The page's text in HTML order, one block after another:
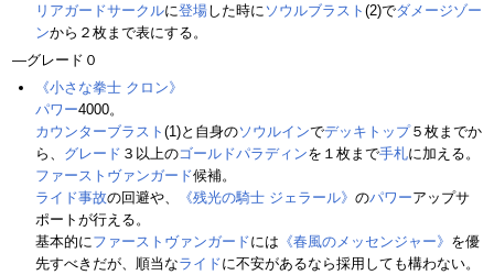
リアガードサークルに登場した時に ソウルブラスト (2)でダメージゾー
ンから２枚まで表にする。
―グレード０
《小さな拳士 クロン》
パワー4000。
カウンターブラスト (1)と自身のソウルインでデッキトップ５枚までか
ら、 グレード ３以上のゴールドパラディンを１枚まで手札に加える。
ファーストヴァンガード候補。
ライド事故の回避や、 《残光の騎士 ジェラール》 のパワーアップサ
ポートが行える。
基本的にファーストヴァンガードには 《春風のメッセンジャー》 を優
先すべきだが、順当なライドに不安があるなら採用しても構わない。